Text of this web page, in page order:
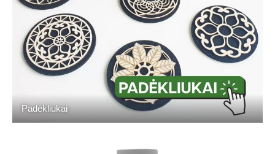
Padėkliukai